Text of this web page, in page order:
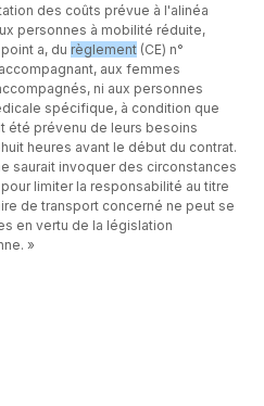
des coûts prévue à l'alinéa
personnes à mobilité réduite,
a, du règlement (CE) n°
aux femmes
ni aux personnes
spécifique, à condition que
été prévenu de leurs besoins
heures avant le début du contrat.
saurait invoquer des circonstances
limiter la responsabilité au titre
de transport concerné ne peut se
en vertu de la législation
»